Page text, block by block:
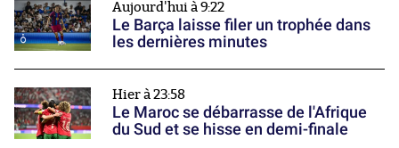
Aujourd'hui à 9:22
Le Barça laisse filer un trophée dans
les dernières minutes
Hier à 23:58
Le Maroc se débarrasse de l'Afrique
du Sud et se hisse en demi-finale